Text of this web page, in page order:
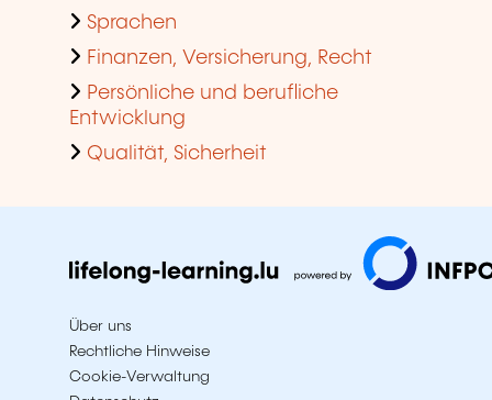
Sprachen
Finanzen, Versicherung, Recht
Persönliche und berufliche
Entwicklung
Qualität, Sicherheit
Über uns
Rechtliche Hinweise
Cookie-Verwaltung